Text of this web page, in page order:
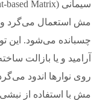
مش استعمال می‌گرد
چسبانده می‌شود. این
آرامید و یا بازالت
روی نوارها اندود
مش با استفاده از